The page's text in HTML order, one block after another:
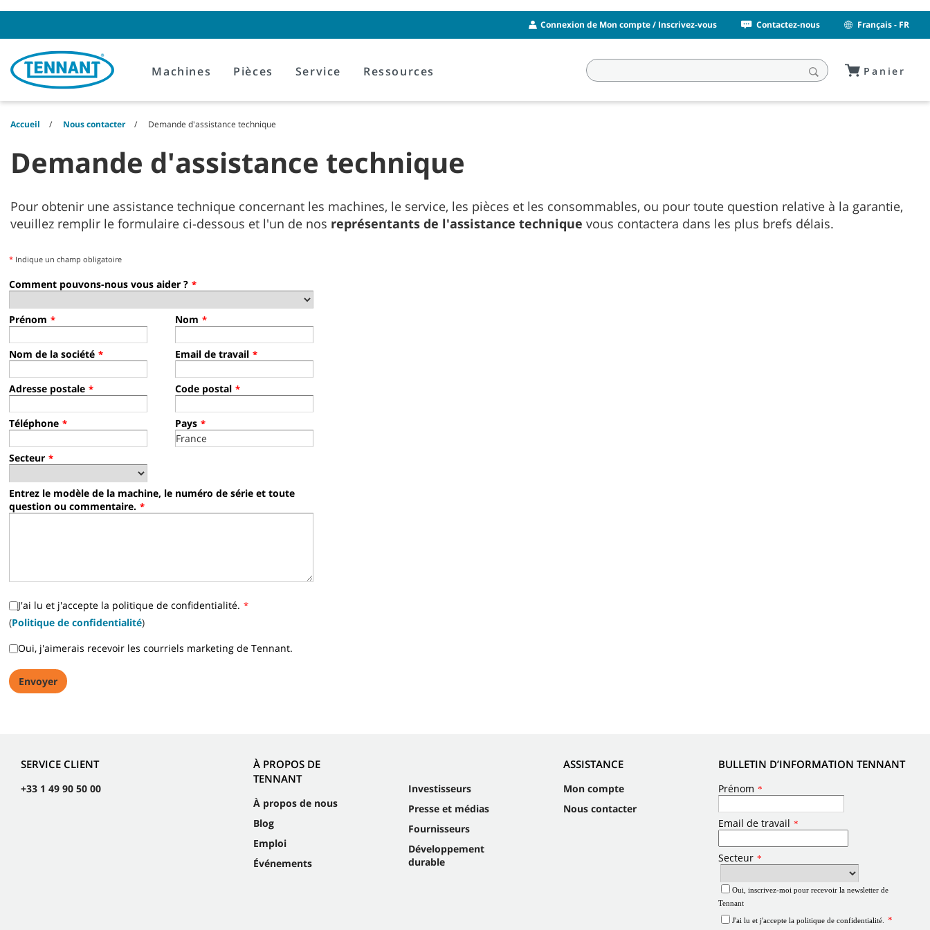
Connexion de Mon compte / Inscrivez-vous Contactez-nous Français - FR
Machines Pièces Service Ressources Panier
Accueil Nous contacter Demande d'assistance technique
Demande d'assistance technique
Pour obtenir une assistance technique concernant les machines, le service, les pièces et les consommables, ou pour toute question relative à la garantie,
veuillez remplir le formulaire ci-dessous et l'un de nos représentants de l'assistance technique vous contactera dans les plus brefs délais.
* Indique un champ obligatoire
Comment pouvons-nous vous aider ? *
Prénom * Nom *
Nom de la société * Email de travail *
Adresse postale * Code postal *
Téléphone * Pays *
Secteur *
Entrez le modèle de la machine, le numéro de série et toute
question ou commentaire. *
J'ai lu et j'accepte la politique de confidentialité. *
(Politique de confidentialité)
Oui, j'aimerais recevoir les courriels marketing de Tennant.
SERVICE CLIENT
+33 1 49 90 50 00
À PROPOS DE
TENNANT
À propos de nous
Blog
Emploi
Événements
Investisseurs
Presse et médias
Fournisseurs
Développement
durable
ASSISTANCE
Mon compte
Nous contacter
BULLETIN D’INFORMATION TENNANT